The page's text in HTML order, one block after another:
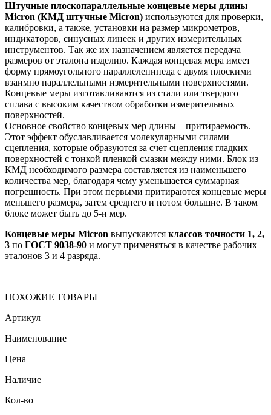
Штучные плоскопараллельные концевые меры длины
Micron (КМД штучные Micron) используются для проверки,
калибровки, а также, установки на размер микрометров,
индикаторов, синусных линеек и других измерительных
инструментов. Так же их назначением является передача
размеров от эталона изделию. Каждая концевая мера имеет
форму прямоугольного параллелепипеда с двумя плоскими
взаимно параллельными измерительными поверхностями.
Концевые меры изготавливаются из стали или твердого
сплава с высоким качеством обработки измерительных
поверхностей.
Основное свойство концевых мер длины – притираемость.
Этот эффект обуславливается молекулярными силами
сцепления, которые образуются за счет сцепления гладких
поверхностей с тонкой пленкой смазки между ними. Блок из
КМД необходимого размера составляется из наименьшего
количества мер, благодаря чему уменьшается суммарная
погрешность. При этом первыми притираются концевые меры
меньшего размера, затем среднего и потом большие. В таком
блоке может быть до 5-и мер.
Концевые меры Micron выпускаются классов точности 1, 2,
3 по ГОСТ 9038-90 и могут применяться в качестве рабочих
эталонов 3 и 4 разряда.
ПОХОЖИЕ ТОВАРЫ
Артикул
Наименование
Цена
Наличие
Кол-во